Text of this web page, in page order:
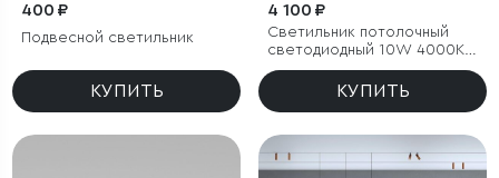
400 ₽
Подвесной светильник
КУПИТЬ
4 100 ₽
Светильник потолочный
светодиодный 10W 4000К
латунь/прозрачный
КУПИТЬ